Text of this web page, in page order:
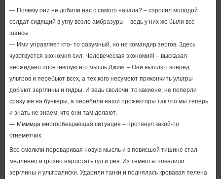
— Почему они не добили нас с самого начала? – спросил молодой
солдат сидящий в углу возле амбразуры – ведь у них же были все
шансы.
— Ими управляет кто- то разумный, но не командир зергов. Здесь
чувствуется экономия сил. Человеческая экономия! – высказал
неожидано посетившую его мысль Джим. – Они вышлют вперёд
ультров и перебьют всех, а тех кого несумеют прикончить ультры
добъют зерглины и гидры. И ведь сволочи, то какиене, не поперли
сразу же на бункеры, а перебили наши прожекторы так что мы теперь
и знать не знаем, что они там делают.
— Ммммда многообещающая ситуация – протянул какой-то
огнемётчик.
Все смолкли переваривая новую мысль и в повисшей тишине стал
медленно и грозно наростать гул и рёв. Из темноты повалили
зерглины и ультралиски. Ударили танки и поднялась кровавая пелена